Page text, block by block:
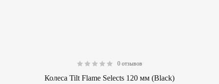
0 отзывов
Колеса Tilt Flame Selects 120 мм (Black)